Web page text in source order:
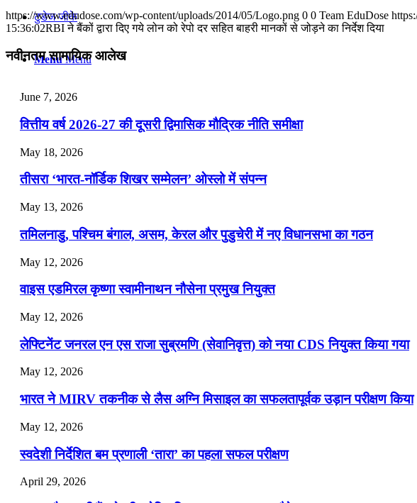
टुडेज जीके
Menu Menu
July 28, 2026
July 25, 2026
📝 डेली करेंट अफेयर्स: 22-24 जुलाई 2026
July 22, 2026
📝 डेली करेंट अफेयर्स: 19-21 जुलाई 2026
July 19, 2026
📝 डेली करेंट अफेयर्स: 16-18 जुलाई 2026
July 16, 2026
📝 डेली करेंट अफेयर्स: 13-15 जुलाई 2026
https://www.edudose.com/wp-content/uploads/2014/05/Logo.png 0 0 Team EduDose
15:36:02RBI ने बैंकों द्वारा दिए गये लोन को रेपो दर सहित बाहरी मानकों से जोड़ने का निर्देश दिया
नवीनतम सामायिक आलेख
June 7, 2026
वित्तीय वर्ष 2026-27 की दूसरी द्विमासिक मौद्रिक नीति समीक्षा
May 18, 2026
तीसरा ‘भारत-नॉर्डिक शिखर सम्मेलन’ ओस्लो में संपन्न
May 13, 2026
तमिलनाडु, पश्चिम बंगाल, असम, केरल और पुडुचेरी में नए विधानसभा का गठन
May 12, 2026
वाइस एडमिरल कृष्णा स्वामीनाथन नौसेना प्रमुख नियुक्त
May 12, 2026
लेफ्टिनेंट जनरल एन एस राजा सुब्रमणि (सेवानिवृत्त) को नया CDS नियुक्त किया गया
May 12, 2026
भारत ने MIRV तकनीक से लैस अग्नि मिसाइल का सफलतापूर्वक उड़ान परीक्षण किया
May 12, 2026
स्वदेशी निर्देशित बम प्रणाली ‘तारा’ का पहला सफल परीक्षण
April 29, 2026